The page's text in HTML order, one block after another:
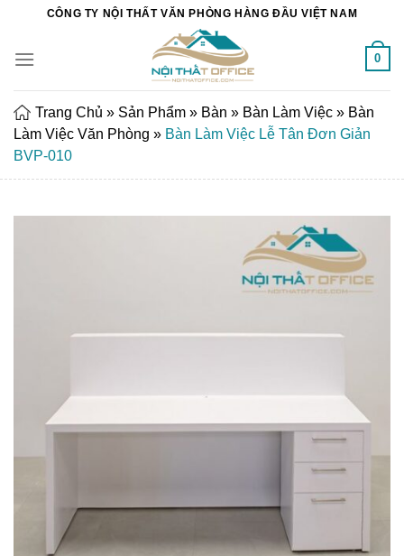
Chuyển
nội
CÔNG TY NỘI THẤT VĂN PHÒNG HÀNG ĐẦU VIỆT NAM
0
Trang Chủ » Sản Phẩm » Bàn » Bàn Làm Việc » Bàn
Làm Việc Văn Phòng » Bàn Làm Việc Lễ Tân Đơn Giản
BVP-010